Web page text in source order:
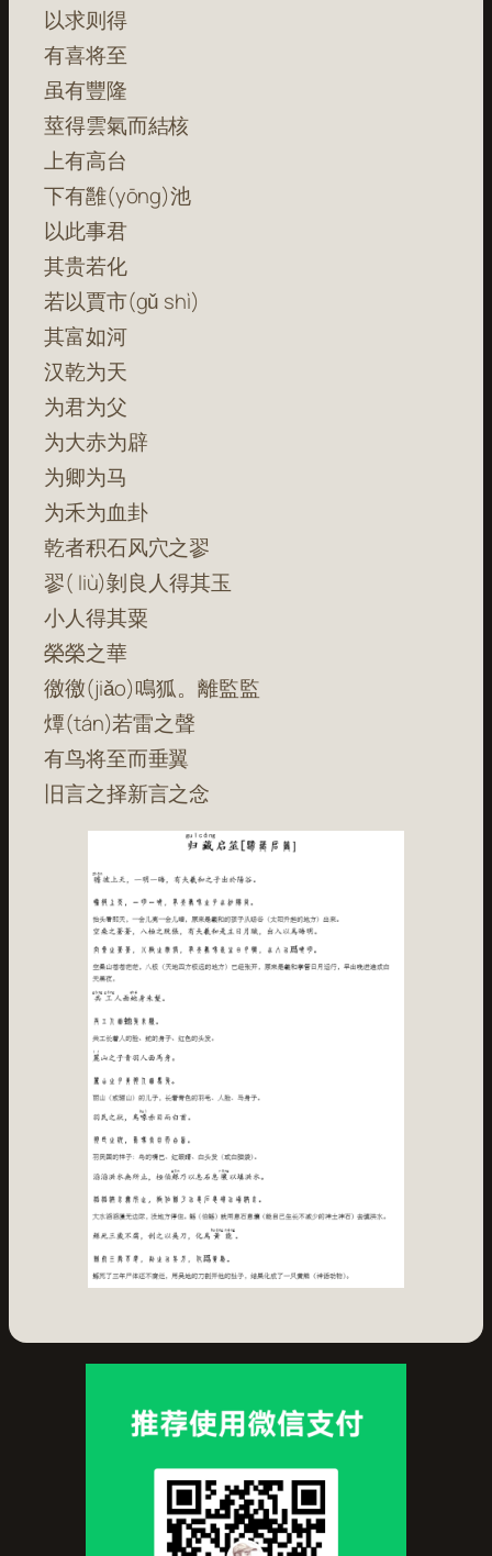
以求则得
有喜将至
虽有豐隆
莖得雲氣而結核
上有高台
下有雝(yōng)池
以此事君
其贵若化
若以賈市(gǔ shì)
其富如河
汉乾为天
为君为父
为大赤为辟
为卿为马
为禾为血卦
乾者积石风穴之翏
翏( liù)剝良人得其玉
小人得其粟
榮榮之華
徼徼(jiǎo)鳴狐。離監監
燂(tán)若雷之聲
有鸟将至而垂翼
旧言之择新言之念